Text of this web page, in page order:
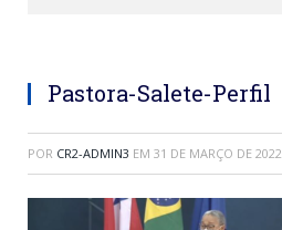
Pastora-Salete-Perfil
POR CR2-ADMIN3 EM 31 DE MARÇO DE 2022